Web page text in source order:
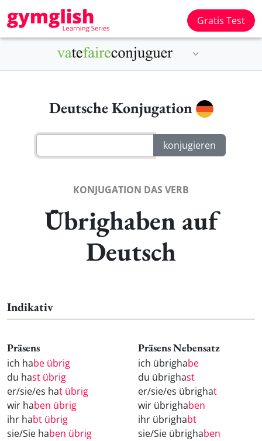
Gratis Test
Deutsche Konjugation
KONJUGATION DAS VERB
Übrighaben auf
Deutsch
Indikativ
Präsens
ich habe übrig
du hast übrig
er/sie/es hat übrig
wir haben übrig
ihr habt übrig
sie/Sie haben übrig
Präsens Nebensatz
ich übrighabe
du übrighast
er/sie/es übrighat
wir übrighaben
ihr übrighabt
sie/Sie übrighaben